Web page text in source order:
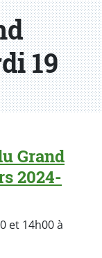
19
Grand
2024-
et 14h00 à